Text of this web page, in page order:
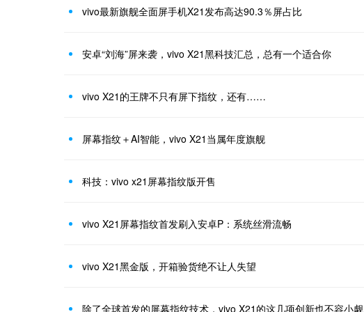
vivo最新旗舰全面屏手机X21发布高达90.3％屏占比
安卓“刘海”屏来袭，vivo X21黑科技汇总，总有一个适合你
vivo X21的王牌不只有屏下指纹，还有……
屏幕指纹＋AI智能，vivo X21当属年度旗舰
科技：vivo x21屏幕指纹版开售
vivo X21屏幕指纹首发刷入安卓P：系统丝滑流畅
vivo X21黑金版，开箱验货绝不让人失望
除了全球首发的屏幕指纹技术，vivo X21的这几项创新也不容小觑